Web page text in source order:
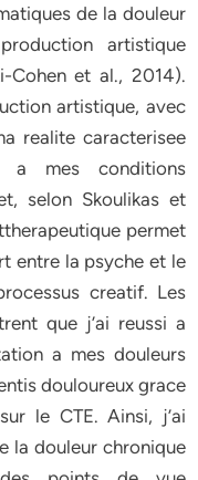
de la douleur
artistique
Cohen et al., 2014).
artistique, avec
realite caracterisee
a mes conditions
selon Skoulikas et
permet
entre la psyche et le
creatif. Les
que j’ai reussi a
a mes douleurs
douloureux grace
le CTE. Ainsi, j’ai
la douleur chronique